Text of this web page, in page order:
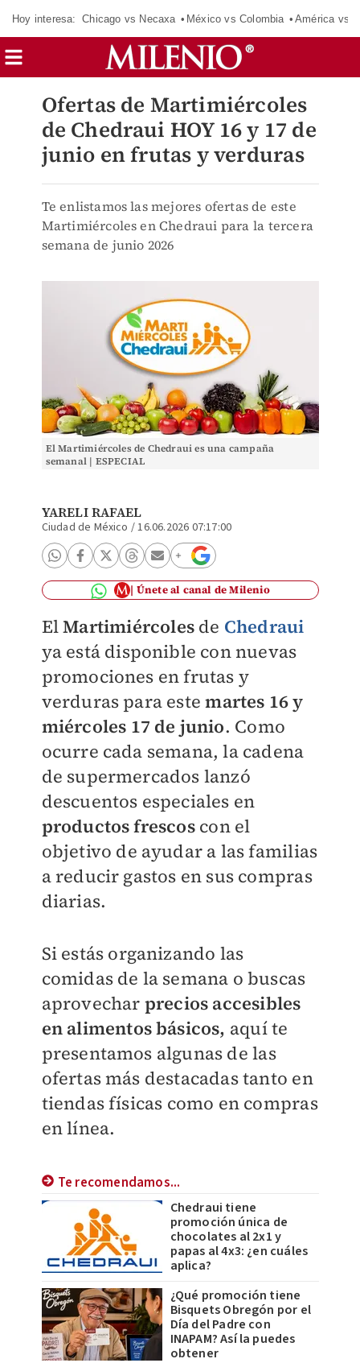
Hoy interesa: Chicago vs Necaxa México vs Colombia América vs
Ofertas de Martimiércoles
de Chedraui HOY 16 y 17 de
junio en frutas y verduras
Te enlistamos las mejores ofertas de este
Martimiércoles en Chedraui para la tercera
semana de junio 2026
El Martimiércoles de Chedraui es una campaña
semanal | ESPECIAL
YARELI RAFAEL
Ciudad de México /16.06.2026 07:17:00
Únete al canal de Milenio
ElMartimiércoles de Chedraui
ya está disponible con nuevas
promociones en frutas y
verduras para estemartes 16 y
miércoles 17 de junio. Como
ocurre cada semana, la cadena
de supermercados lanzó
descuentos especiales en
productos frescoscon el
objetivo de ayudar a las familias
a reducir gastos en sus compras
diarias.
Si estás organizando las
comidas de la semana o buscas
aprovechar precios accesibles
en alimentos básicos, aquí te
presentamos algunas de las
ofertas más destacadas tanto en
tiendas físicas como en compras
en línea.
Te recomendamos...
Chedraui tiene
promoción única de
chocolates al 2x1 y
papas al 4x3: ¿en cuáles
aplica?
¿Qué promoción tiene
Bisquets Obregón por el
Día del Padre con
INAPAM? Así la puedes
obtener